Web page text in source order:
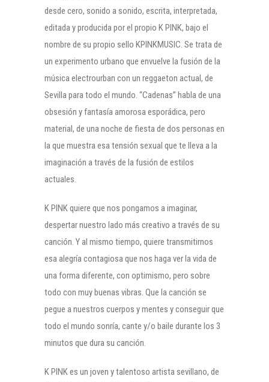
desde cero, sonido a sonido, escrita, interpretada,
editada y producida por el propio K PINK, bajo el
nombre de su propio sello KPINKMUSIC. Se trata de
un experimento urbano que envuelve la fusión de la
música electrourban con un reggaeton actual, de
Sevilla para todo el mundo. “Cadenas” habla de una
obsesión y fantasía amorosa esporádica, pero
material, de una noche de fiesta de dos personas en
la que muestra esa tensión sexual que te lleva a la
imaginación a través de la fusión de estilos
actuales.
K PINK quiere que nos pongamos a imaginar,
despertar nuestro lado más creativo a través de su
canción. Y al mismo tiempo, quiere transmitirnos
esa alegría contagiosa que nos haga ver la vida de
una forma diferente, con optimismo, pero sobre
todo con muy buenas vibras. Que la canción se
pegue a nuestros cuerpos y mentes y conseguir que
todo el mundo sonría, cante y/o baile durante los 3
minutos que dura su canción.
K PINK es un joven y talentoso artista sevillano, de